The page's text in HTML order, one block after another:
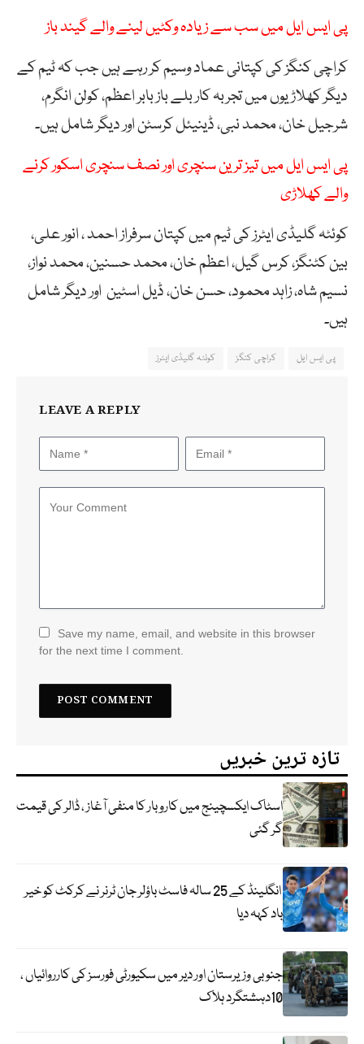
پی ایس ایل میں سب سے زیادہ وکٹیں لینے والے گیند باز
کراچی کنگز کی کپتانی عماد وسیم کر رہے ہیں جب کہ ٹیم کے
دیگر کھلاڑیوں میں تجربہ کار بلے باز بابر اعظم، کولن انگرم،
شرجیل خان، محمد نبی، ڈینیئل کرسٹن اور دیگر شامل ہیں۔
پی ایس ایل میں تیز ترین سنچری اور نصف سنچری اسکور کرنے
والے کھلاڑی
کوئٹہ گلیڈی ایٹرز کی ٹیم میں کپتان سرفراز احمد ، انور علی،
بین کٹنگز، کرس گیل، اعظم خان، محمد حسنین، محمد نواز،
نسیم شاہ، زاہد محمود، حسن خان، ڈیل اسٹین اور دیگر شامل
ہیں۔
پی ایس ایل کراچی کنگز کوئٹہ گلیڈی ایٹرز
LEAVE A REPLY
Save my name, email, and website in this browser
for the next time I comment.
تازہ ترین خبریں
اسٹاک ایکسچینج میں کاروبار کا منفی آغاز ، ڈالر کی قیمت
گر گئی
انگلینڈ کے 25 سالہ فاسٹ باؤلر جان ٹرنر نے کرکٹ کو خیر
باد کہہ دیا
جنوبی وزیرستان اور دیر میں سکیورٹی فورسز کی کارروائیاں ،
10دہشتگرد ہلاک